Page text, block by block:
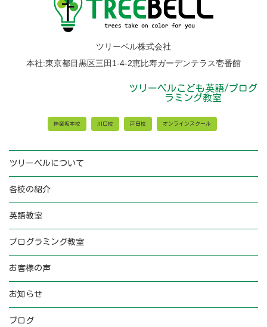
ツリーベル株式会社
本社:東京都目黒区三田1-4-2恵比寿ガーデンテラス壱番館
ツリーベルこども英語/プログ
ラミング教室
神楽坂本校 川口校 戸田校 オンラインスクール
ツリーベルについて
各校の紹介
英語教室
プログラミング教室
お客様の声
お知らせ
ブログ